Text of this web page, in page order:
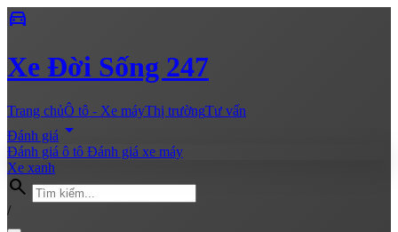
directions_car
Xe Đời Sống 247
Trang chủÔ tô - Xe máyThị trườngTư vấn
Đánh giá arrow_drop_down
Đánh giá ô tô Đánh giá xe máy
Xe xanh
search
/